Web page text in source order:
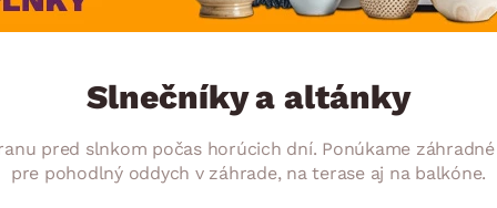
DOMÁCE SPOTREBIČE ZÁHRADNÉ
Slnečníky a altánky
pred slnkom počas horúcich dní. Ponúkame
pre pohodlný oddych v záhrade, na terase aj na balkóne.